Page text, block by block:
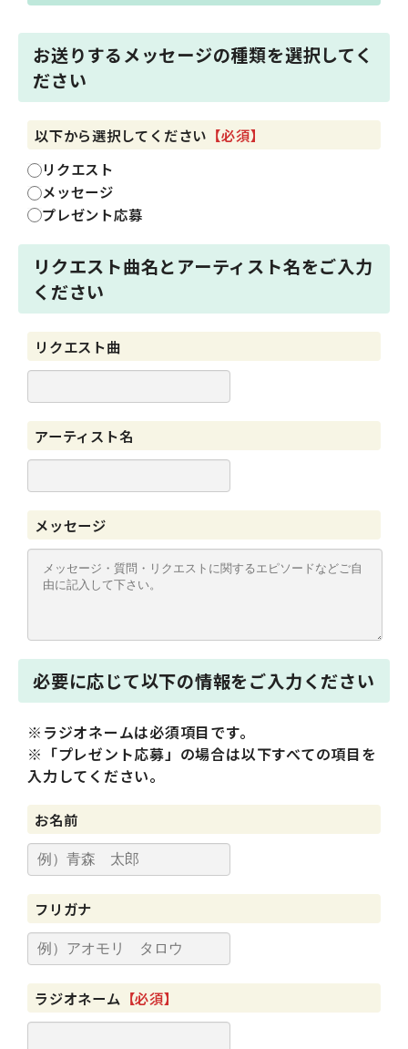
お送りするメッセージの種類を選択してく
ださい
以下から選択してください 【必須】
リクエスト
メッセージ
プレゼント応募
リクエスト曲名とアーティスト名をご入力
ください
リクエスト曲
アーティスト名
メッセージ
必要に応じて以下の情報をご入力ください
※ラジオネームは必須項目です。
※「プレゼント応募」の場合は以下すべての項目を
入力してください。
お名前
フリガナ
ラジオネーム 【必須】